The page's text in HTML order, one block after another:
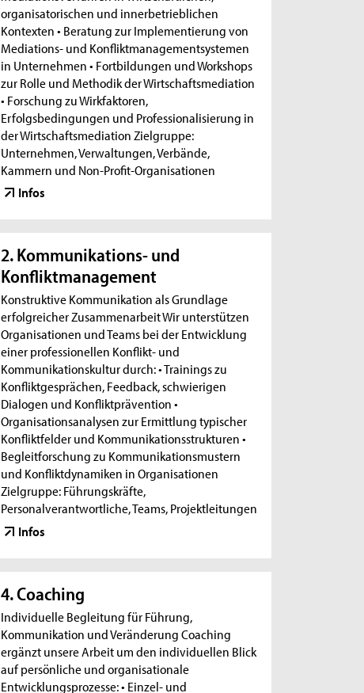
organisatorischen und innerbetrieblichen
Kontexten • Beratung zur Implementierung von
Mediations- und Konfliktmanagementsystemen
in Unternehmen • Fortbildungen und Workshops
zur Rolle und Methodik der Wirtschaftsmediation
• Forschung zu Wirkfaktoren,
Erfolgsbedingungen und Professionalisierung in
der Wirtschaftsmediation Zielgruppe:
Unternehmen, Verwaltungen, Verbände,
Kammern und Non-Profit-Organisationen
Infos
2. Kommunikations- und
Konfliktmanagement
Konstruktive Kommunikation als Grundlage
erfolgreicher Zusammenarbeit Wir unterstützen
Organisationen und Teams bei der Entwicklung
einer professionellen Konflikt- und
Kommunikationskultur durch: • Trainings zu
Konfliktgesprächen, Feedback, schwierigen
Dialogen und Konfliktprävention •
Organisationsanalysen zur Ermittlung typischer
Konfliktfelder und Kommunikationsstrukturen •
Begleitforschung zu Kommunikationsmustern
und Konfliktdynamiken in Organisationen
Zielgruppe: Führungskräfte,
Personalverantwortliche, Teams, Projektleitungen
Infos
4. Coaching
Individuelle Begleitung für Führung,
Kommunikation und Veränderung Coaching
ergänzt unsere Arbeit um den individuellen Blick
auf persönliche und organisationale
Entwicklungsprozesse: • Einzel- und